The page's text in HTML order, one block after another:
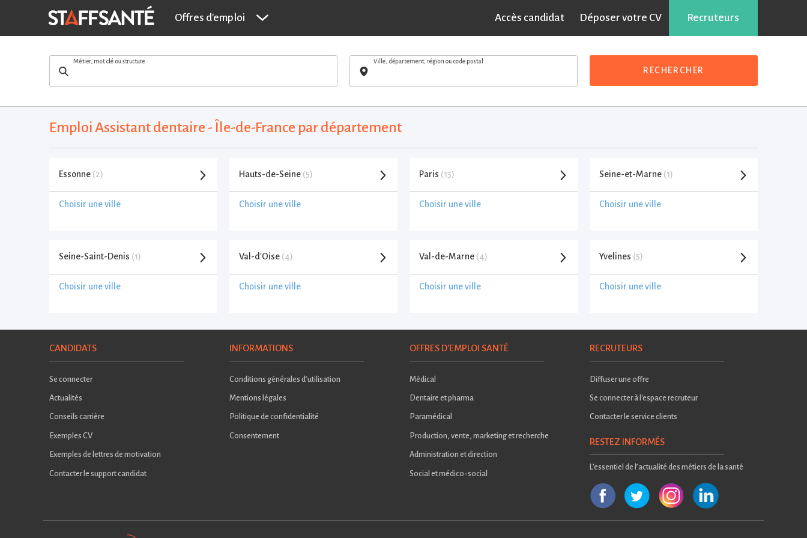
Offres d'emploi Accès candidat Déposer votre CV Recruteurs
Métier, mot clé ou structure Ville, département, région ou code postal
RECHERCHER
Emploi Assistant dentaire - Île-de-France par département
Essonne (2)
Choisir une ville
Hauts-de-Seine (5)
Choisir une ville
Paris (13)
Choisir une ville
Seine-et-Marne (1)
Choisir une ville
Seine-Saint-Denis (1)
Choisir une ville
Val-d'Oise (4)
Choisir une ville
Val-de-Marne (4)
Choisir une ville
Yvelines (5)
Choisir une ville
CANDIDATS
Se connecter
Actualités
Conseils carrière
Exemples CV
Exemples de lettres de motivation
Contacter le support candidat
INFORMATIONS
Conditions générales d’utilisation
Mentions légales
Politique de confidentialité
Consentement
OFFRES D'EMPLOI SANTÉ
Médical
Dentaire et pharma
Paramédical
Production, vente, marketing et recherche
Administration et direction
Social et médico-social
RECRUTEURS
Diffuser une offre
Se connecter à l'espace recruteur
Contacter le service clients
RESTEZ INFORMÉS
L’essentiel de l’actualité des métiers de la santé